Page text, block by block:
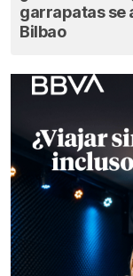
garrapatas se
Bilbao